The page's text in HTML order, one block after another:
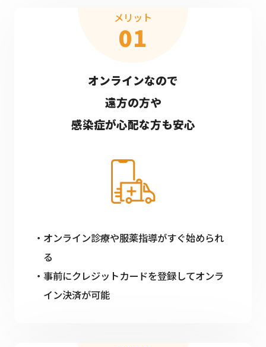
メリット
01
オンラインなので
遠方の方や
感染症が心配な方も安心
オンライン診療や服薬指導がすぐ始められ
る
事前にクレジットカードを登録してオンラ
イン決済が可能